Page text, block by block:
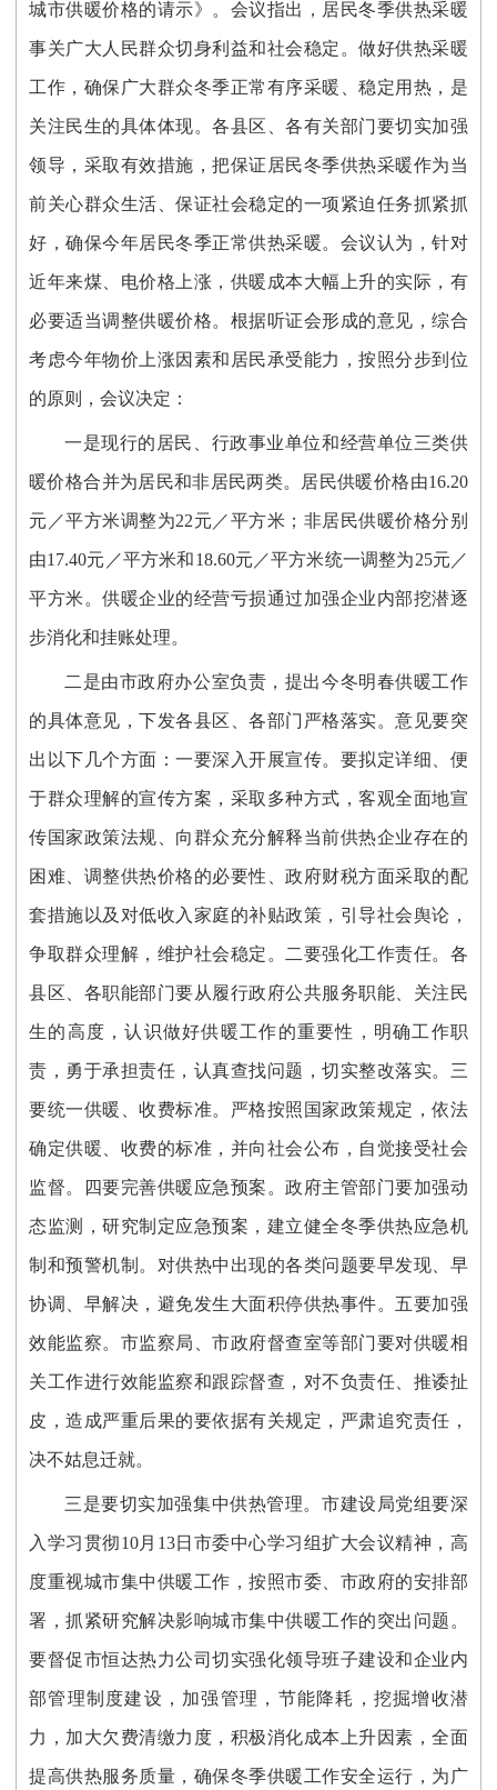
城市供暖价格的请示》。会议指出，居民冬季供热采暖
事关广大人民群众切身利益和社会稳定。做好供热采暖
工作，确保广大群众冬季正常有序采暖、稳定用热，是
关注民生的具体体现。各县区、各有关部门要切实加强
领导，采取有效措施，把保证居民冬季供热采暖作为当
前关心群众生活、保证社会稳定的一项紧迫任务抓紧抓
好，确保今年居民冬季正常供热采暖。会议认为，针对
近年来煤、电价格上涨，供暖成本大幅上升的实际，有
必要适当调整供暖价格。根据听证会形成的意见，综合
考虑今年物价上涨因素和居民承受能力，按照分步到位
的原则，会议决定：
一是现行的居民、行政事业单位和经营单位三类供
暖价格合并为居民和非居民两类。居民供暖价格由16.20
元／平方米调整为22元／平方米；非居民供暖价格分别
由17.40元／平方米和18.60元／平方米统一调整为25元／
平方米。供暖企业的经营亏损通过加强企业内部挖潜逐
步消化和挂账处理。
二是由市政府办公室负责，提出今冬明春供暖工作
的具体意见，下发各县区、各部门严格落实。意见要突
出以下几个方面：一要深入开展宣传。要拟定详细、便
于群众理解的宣传方案，采取多种方式，客观全面地宣
传国家政策法规、向群众充分解释当前供热企业存在的
困难、调整供热价格的必要性、政府财税方面采取的配
套措施以及对低收入家庭的补贴政策，引导社会舆论，
争取群众理解，维护社会稳定。二要强化工作责任。各
县区、各职能部门要从履行政府公共服务职能、关注民
生的高度，认识做好供暖工作的重要性，明确工作职
责，勇于承担责任，认真查找问题，切实整改落实。三
要统一供暖、收费标准。严格按照国家政策规定，依法
确定供暖、收费的标准，并向社会公布，自觉接受社会
监督。四要完善供暖应急预案。政府主管部门要加强动
态监测，研究制定应急预案，建立健全冬季供热应急机
制和预警机制。对供热中出现的各类问题要早发现、早
协调、早解决，避免发生大面积停供热事件。五要加强
效能监察。市监察局、市政府督查室等部门要对供暖相
关工作进行效能监察和跟踪督查，对不负责任、推诿扯
皮，造成严重后果的要依据有关规定，严肃追究责任，
决不姑息迁就。
三是要切实加强集中供热管理。市建设局党组要深
入学习贯彻10月13日市委中心学习组扩大会议精神，高
度重视城市集中供暖工作，按照市委、市政府的安排部
署，抓紧研究解决影响城市集中供暖工作的突出问题。
要督促市恒达热力公司切实强化领导班子建设和企业内
部管理制度建设，加强管理，节能降耗，挖掘增收潜
力，加大欠费清缴力度，积极消化成本上升因素，全面
提高供热服务质量，确保冬季供暖工作安全运行，为广